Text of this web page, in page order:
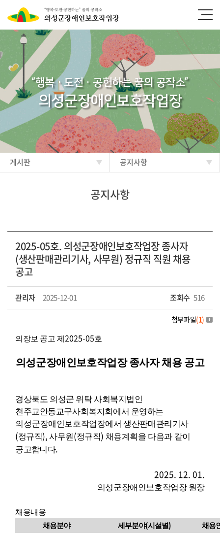
“행복·도전·공헌하는 꿈의 공작소”
의성군장애인보호작업장
게시판 공지사항
공지사항
2025-05호. 의성군장애인보호작업장 종사자
(생산판매관리기사, 사무원) 정규직 직원 채용
공고
관리자 2025-12-01 조회수 516
첨부파일(1)
의장보 공고 제 2025-05호
의성군장애인보호작업장 종사자 채용 공고
경상북도 의성군 위탁 사회복지법인
천주교안동교구사회복지회에서 운영하는
의 성군장애인보호작업장에서 생산판매관리기사
(정규직),사무원(정규직) 채용계획을 다음과 같이
공고합니다.
2025. 12. 01.
의성군장애인보호작업장 원장
채용내용
채용분야 세부분야(시설별)
채용